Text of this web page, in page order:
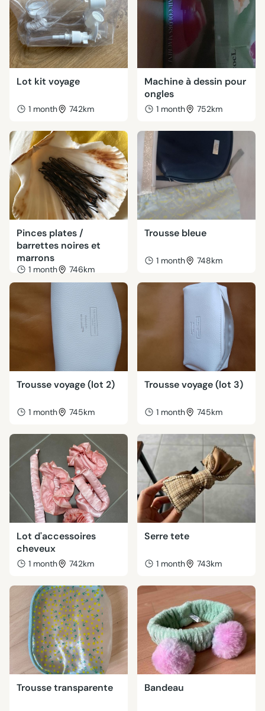
Lot kit voyage
1 month 742km
Machine à dessin pour
ongles
1 month 752km
Pinces plates /
barrettes noires et
marrons
1 month 746km
Trousse bleue
1 month 748km
Trousse voyage (lot 2)
1 month 745km
Trousse voyage (lot 3)
1 month 745km
Lot d'accessoires
cheveux
1 month 742km
Serre tete
1 month 743km
Trousse transparente Bandeau